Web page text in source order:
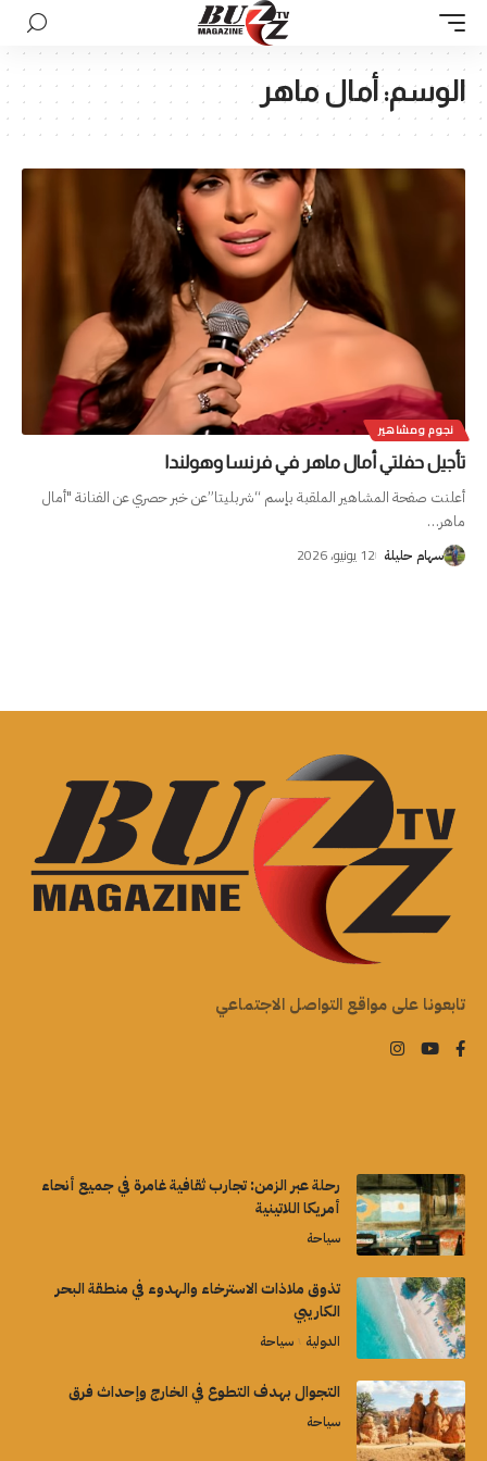
الوسم: أمال ماهر
نجوم ومشاهير
تأجيل حفلتي أمال ماهر في فرنسا وهولندا
أعلنت صفحة المشاهير الملقبة بإسم “شربليتا”عن خبر حصري عن الفنانة "أمال
ماهر…
سهام حليلة 12 يونيو، 2026
تابعونا على مواقع التواصل الاجتماعي
رحلة عبر الزمن: تجارب ثقافية غامرة في جميع أنحاء
أمريكا اللاتينية
سياحة
تذوق ملاذات الاسترخاء والهدوء في منطقة البحر
الكاريبي
الدولية سياحة
التجوال بهدف التطوع في الخارج وإحداث فرق
سياحة